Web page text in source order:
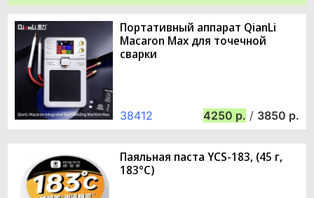
Портативный аппарат QianLi
Macaron Max для точечной
сварки
38412 4250 / 3850
Паяльная паста YCS-183, (45 г,
183°C)